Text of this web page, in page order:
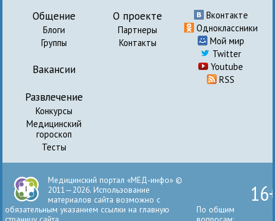
Общение
Блоги
Группы
Вакансии
Развлечение
Конкурсы
Медицинский
гороскоп
Тесты
О проекте
Партнеры
Контакты
Вконтакте
Одноклассники
Мой мир
Twitter
Youtube
RSS
Медицинский портал «МЕД-инфо» ©
2011—2026. Использование
материалов сайта возможно с
обязательным указанием ссылки на главную
По общим